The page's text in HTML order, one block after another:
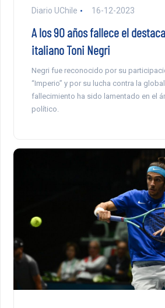
Diario UChile 16-12-2023
A los 90 años fallece el
italiano Toni Negri
Negri fue reconocido por su
“Imperio” y por su lucha contra la
fallecimiento ha sido lamentado en el
político.